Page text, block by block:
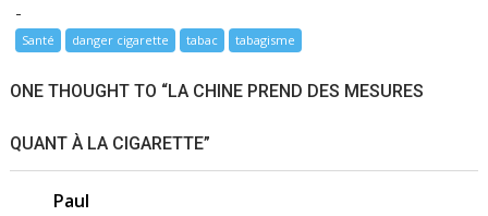
-
Santé danger cigarette tabac tabagisme
ONE THOUGHT TO “LA CHINE PREND DES MESURES
QUANT À LA CIGARETTE”
Paul